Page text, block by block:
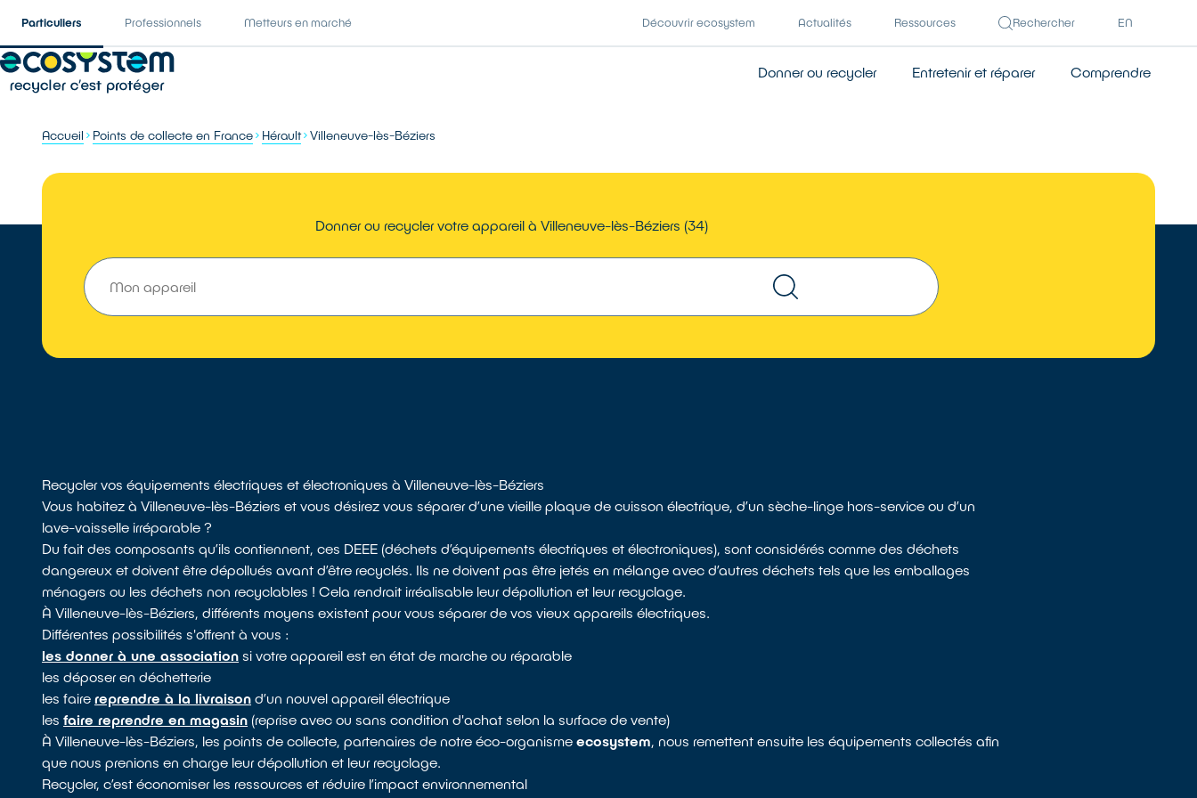
Particuliers Professionnels Metteurs en marché Découvrir ecosystem Actualités Ressources Rechercher EN
Donner ou recycler Entretenir et réparer Comprendre
Accueil Points de collecte en France Hérault Villeneuve-lès-Béziers
Donner ou recycler votre appareil à Villeneuve-lès-Béziers (34)
Recycler vos équipements électriques et électroniques à Villeneuve-lès-Béziers
Vous habitez à Villeneuve-lès-Béziers et vous désirez vous séparer d’une vieille plaque de cuisson électrique, d’un sèche-linge hors-service ou d’un
lave-vaisselle irréparable ?
Du fait des composants qu’ils contiennent, ces DEEE (déchets d’équipements électriques et électroniques), sont considérés comme des déchets
dangereux et doivent être dépollués avant d’être recyclés. Ils ne doivent pas être jetés en mélange avec d’autres déchets tels que les emballages
ménagers ou les déchets non recyclables ! Cela rendrait irréalisable leur dépollution et leur recyclage.
À Villeneuve-lès-Béziers, différents moyens existent pour vous séparer de vos vieux appareils électriques.
Différentes possibilités s'offrent à vous :
les donner à une association si votre appareil est en état de marche ou réparable
les déposer en déchetterie
les fairereprendre à la livraison d’un nouvel appareil électrique
lesfaire reprendre en magasin (reprise avec ou sans condition d'achat selon la surface de vente)
À Villeneuve-lès-Béziers, les points de collecte, partenaires de notre éco-organismeecosystem, nous remettent ensuite les équipements collectés afin
que nous prenions en charge leur dépollution et leur recyclage.
Recycler, c’est économiser les ressources et réduire l’impact environnemental